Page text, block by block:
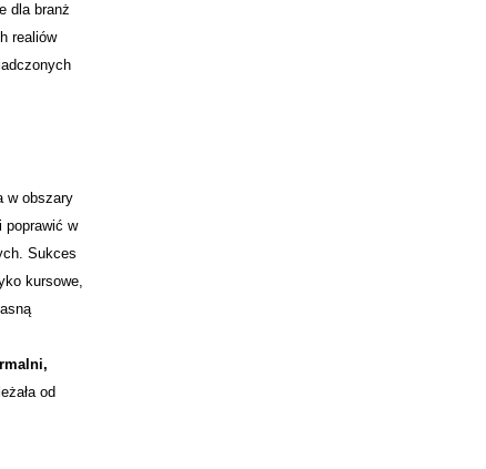
dla branż
realiów
w obszary
poprawić w
Sukces
kursowe,
od